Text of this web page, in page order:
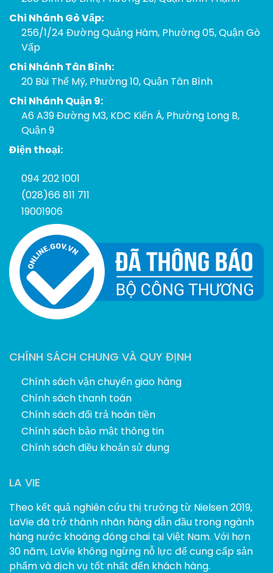
Chi Nhánh Gò Vấp:
256/1/24 Đường Quảng Hàm, Phường 05, Quận Gò
Vấp
Chi Nhánh Tân Bình:
20 Bùi Thế Mỹ, Phường 10, Quận Tân Bình
Chi Nhánh Quận 9:
A6 A39 Đường M3, KDC Kiến Á, Phường Long B,
Quận 9
Điện thoại:
094 202 1001
(028)66 811 711
19001906
CHÍNH SÁCH CHUNG VÀ QUY ĐỊNH
Chính sách vận chuyển giao hàng
Chính sách thanh toán
Chính sách đổi trả hoàn tiền
Chính sách bảo mật thông tin
Chính sách điều khoản sử dụng
LA VIE
Theo kết quả nghiên cứu thị trường từ Nielsen 2019,
LaVie đã trở thành nhãn hàng dẫn đầu trong ngành
hàng nước khoáng đóng chai tại Việt Nam. Với hơn
30 năm, LaVie không ngừng nỗ lực để cung cấp sản
phẩm và dịch vụ tốt nhất đến khách hàng.